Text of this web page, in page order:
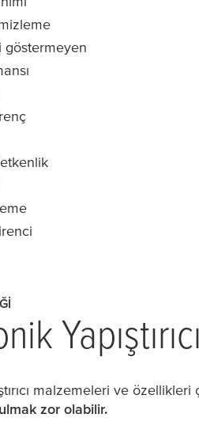
göstermeyen
malzemeleri ve
zor olabilir.